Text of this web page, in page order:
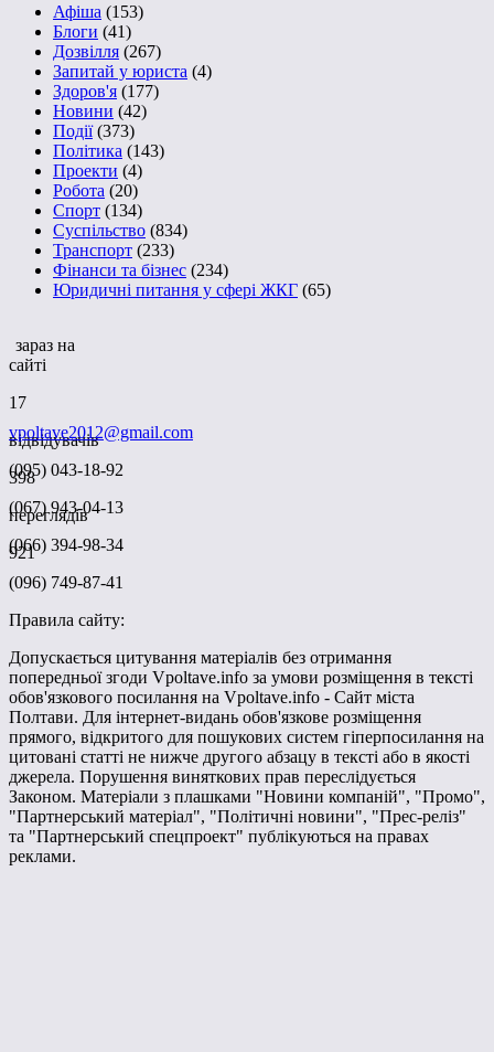
Афіша (153)
Блоги (41)
Дозвілля (267)
Запитай у юриста (4)
Здоров'я (177)
Новини (42)
Події(373)
Політика (143)
Проекти (4)
Робота (20)
Спорт (134)
Суспільство (834)
Транспорт (233)
Фінанси та бізнес (234)
Юридичні питання у сфері ЖКГ (65)
зараз на
сайті
17
відвідувачів
398
переглядів
921
vpoltave2012@gmail.com
(095) 043-18-92
(067) 943-04-13
(066) 394-98-34
(096) 749-87-41
Правила сайту:
Допускається цитування матеріалів без отримання
попередньої згоди Vpoltave.info за умови розміщення в тексті
обов'язкового посилання на Vpoltave.info - Сайт міста
Полтави. Для інтернет-видань обов'язкове розміщення
прямого, відкритого для пошукових систем гіперпосилання на
цитовані статті не нижче другого абзацу в тексті або в якості
джерела. Порушення виняткових прав переслідується
Законом. Матеріали з плашками "Новини компаній", "Промо",
"Партнерський матеріал", "Політичні новини", "Прес-реліз"
та "Партнерський спецпроект" публікуються на правах
реклами.